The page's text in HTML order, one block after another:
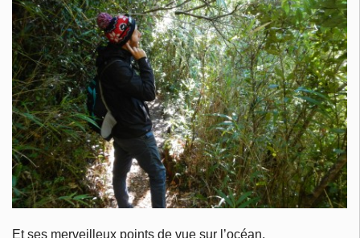
Et ses merveilleux points de vue sur l’océan,